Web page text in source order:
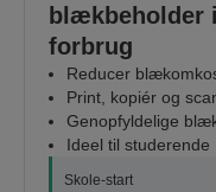
blækbeholder
forbrug
Reducer
Print, kopiér og
Genopfyldelige
Ideel til studerende
Skole-start